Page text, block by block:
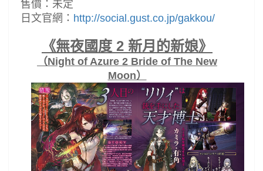
售價：未定
日文官網： http://social.gust.co.jp/gakkou/
《無夜國度 2 新月的新娘》
（Night of Azure 2 Bride of The New
Moon）